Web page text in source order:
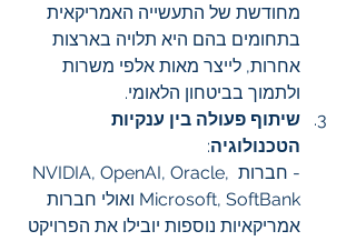
מחודשת של התעשייה האמריקאית
בתחומים בהם היא תלויה בארצות
אחרות, לייצר מאות אלפי משרות
ולתמוך בביטחון הלאומי.
שיתוף פעולה בין ענקיות
הטכנולוגיה:
- חברות NVIDIA, OpenAI, Oracle,
Microsoft, SoftBank ואולי חברות
אמריקאיות נוספות יובילו את הפרויקט